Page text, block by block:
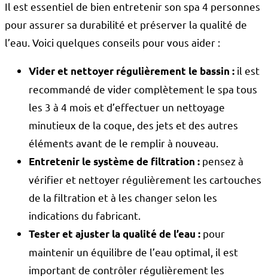
Il est essentiel de bien entretenir son spa 4 personnes
pour assurer sa durabilité et préserver la qualité de
l’eau. Voici quelques conseils pour vous aider :
Vider et nettoyer régulièrement le bassin : il est
recommandé de vider complètement le spa tous
les 3 à 4 mois et d’effectuer un nettoyage
minutieux de la coque, des jets et des autres
éléments avant de le remplir à nouveau.
Entretenir le système de filtration : pensez à
vérifier et nettoyer régulièrement les cartouches
de la filtration et à les changer selon les
indications du fabricant.
Tester et ajuster la qualité de l’eau : pour
maintenir un équilibre de l’eau optimal, il est
important de contrôler régulièrement les